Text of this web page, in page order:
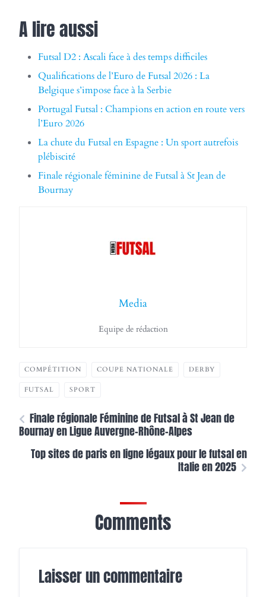
A lire aussi
Futsal D2 : Ascali face à des temps difficiles
Qualifications de l’Euro de Futsal 2026 : La
Belgique s’impose face à la Serbie
Portugal Futsal : Champions en action en route vers
l’Euro 2026
La chute du Futsal en Espagne : Un sport autrefois
plébiscité
Finale régionale féminine de Futsal à St Jean de
Bournay
Media
Equipe de rédaction
COMPÉTITION COUPE NATIONALE DERBY
FUTSAL SPORT
Finale régionale Féminine de Futsal à St Jean de
Bournay en Ligue Auvergne-Rhône-Alpes
Top sites de paris en ligne légaux pour le futsal en
Italie en 2025
Comments
Laisser un commentaire